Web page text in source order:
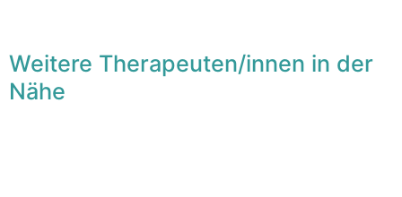
Weitere Therapeuten/innen in der
Nähe